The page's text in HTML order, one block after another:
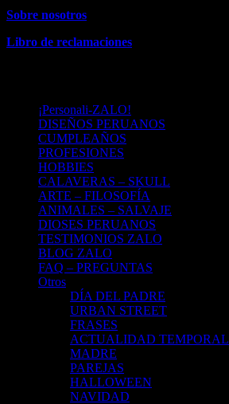
Sobre nosotros
Libro de reclamaciones
¡Personali-ZALO!
DISEÑOS PERUANOS
CUMPLEAÑOS
PROFESIONES
HOBBIES
CALAVERAS – SKULL
ARTE – FILOSOFÍA
ANIMALES – SALVAJE
DIOSES PERUANOS
TESTIMONIOS ZALO
BLOG ZALO
FAQ – PREGUNTAS
Otros
DÍA DEL PADRE
URBAN STREET
FRASES
ACTUALIDAD TEMPORAL
MADRE
PAREJAS
HALLOWEEN
NAVIDAD